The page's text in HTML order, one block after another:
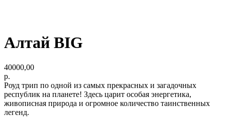
Алтай BIG
40000,00
р.
Роуд трип по одной из самых прекрасных и загадочных
республик на планете! Здесь царит особая энергетика,
живописная природа и огромное количество таинственных
легенд.